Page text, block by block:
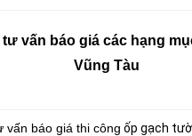
vấn báo giá các hạng
Vũng Tàu
vấn báo giá thi công ốp gạch